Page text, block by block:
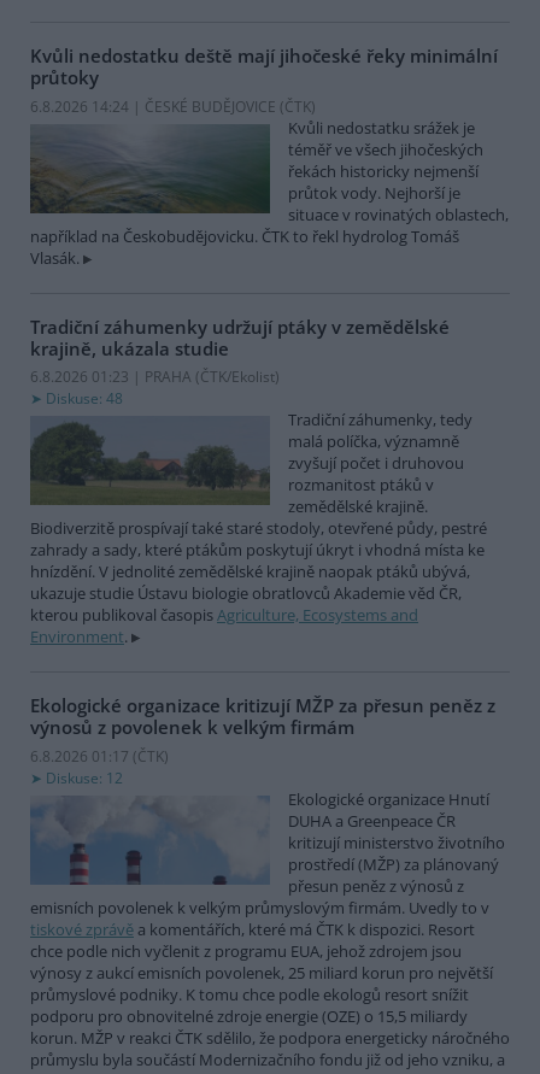
Kvůli nedostatku deště mají jihočeské řeky minimální
průtoky
6.8.2026 14:24 | ČESKÉ BUDĚJOVICE (ČTK)
Kvůli nedostatku srážek je
téměř ve všech jihočeských
řekách historicky nejmenší
průtok vody. Nejhorší je
situace v rovinatých oblastech,
například na Českobudějovicku. ČTK to řekl hydrolog Tomáš
Vlasák.
Tradiční záhumenky udržují ptáky v zemědělské
krajině, ukázala studie
6.8.2026 01:23 | PRAHA (ČTK/Ekolist)
Diskuse: 48
Tradiční záhumenky, tedy
malá políčka, významně
zvyšují počet i druhovou
rozmanitost ptáků v
zemědělské krajině.
Biodiverzitě prospívají také staré stodoly, otevřené půdy, pestré
zahrady a sady, které ptákům poskytují úkryt i vhodná místa ke
hnízdění. V jednolité zemědělské krajině naopak ptáků ubývá,
ukazuje studie Ústavu biologie obratlovců Akademie věd ČR,
kterou publikoval časopisAgriculture, Ecosystems and
Environment.
Ekologické organizace kritizují MŽP za přesun peněz z
výnosů z povolenek k velkým firmám
6.8.2026 01:17 (ČTK)
Diskuse: 12
Ekologické organizace Hnutí
DUHA a Greenpeace ČR
kritizují ministerstvo životního
prostředí (MŽP) za plánovaný
přesun peněz z výnosů z
emisních povolenek k velkým průmyslovým firmám. Uvedly to v
tiskové zprávě a komentářích, které má ČTK k dispozici. Resort
chce podle nich vyčlenit z programu EUA, jehož zdrojem jsou
výnosy z aukcí emisních povolenek, 25 miliard korun pro největší
průmyslové podniky. K tomu chce podle ekologů resort snížit
podporu pro obnovitelné zdroje energie (OZE) o 15,5 miliardy
korun. MŽP v reakci ČTK sdělilo, že podpora energeticky náročného
průmyslu byla součástí Modernizačního fondu již od jeho vzniku, a